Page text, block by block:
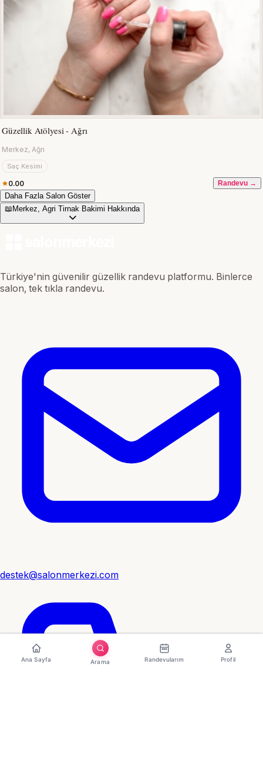
Güzellik Atölyesi - Ağrı
Merkez, Ağrı
Saç Kesimi
0.00 Randevu →
Daha Fazla Salon Göster
📖 Merkez, Agri Tirnak Bakimi Hakkında
Türkiye'nin güvenilir güzellik randevu platformu. Binlerce
salon, tek tıkla randevu.
destek@salonmerkezi.com
Ana Sayfa Arama Randevularım Profil